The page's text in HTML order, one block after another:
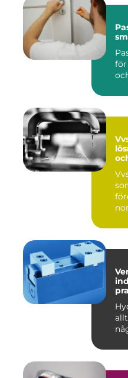
för
Vvs